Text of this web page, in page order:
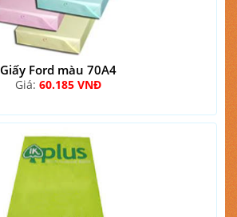
Giấy Ford màu 70A4
Giá: 60.185 VNĐ